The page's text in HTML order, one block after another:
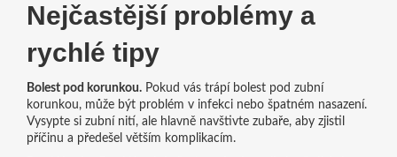
Nejčastější problémy a
rychlé tipy
Bolest pod korunkou.Pokud vás trápí bolest pod zubní
korunkou, může být problém v infekci nebo špatném nasazení.
Vysypte si zubní nití, ale hlavně navštivte zubaře, aby zjistil
příčinu a předešel větším komplikacím.